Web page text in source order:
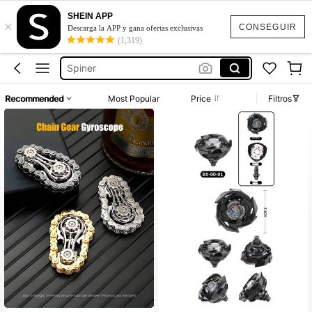
CONSEGUIR
×
SHEIN APP
Descarga la APP y gana ofertas exclusivas
(1,319)
Trompos
Spinner
Beyblade X
Bley Bley
Trompos
Recommended Most Popular Price Filtros